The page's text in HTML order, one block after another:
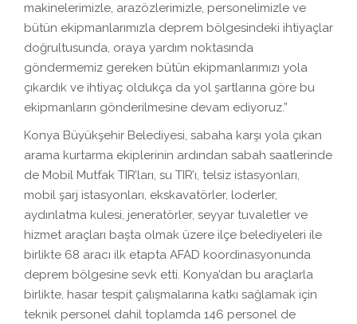
makinelerimizle, arazözlerimizle, personelimizle ve
bütün ekipmanlarımızla deprem bölgesindeki ihtiyaçlar
doğrultusunda, oraya yardım noktasında
göndermemiz gereken bütün ekipmanlarımızı yola
çıkardık ve ihtiyaç oldukça da yol şartlarına göre bu
ekipmanların gönderilmesine devam ediyoruz.”
Konya Büyükşehir Belediyesi, sabaha karşı yola çıkan
arama kurtarma ekiplerinin ardından sabah saatlerinde
de Mobil Mutfak TIR’ları, su TIR’ı, telsiz istasyonları,
mobil şarj istasyonları, ekskavatörler, loderler,
aydınlatma kulesi, jeneratörler, seyyar tuvaletler ve
hizmet araçları başta olmak üzere ilçe belediyeleri ile
birlikte 68 aracı ilk etapta AFAD koordinasyonunda
deprem bölgesine sevk etti. Konya’dan bu araçlarla
birlikte, hasar tespit çalışmalarına katkı sağlamak için
teknik personel dahil toplamda 146 personel de